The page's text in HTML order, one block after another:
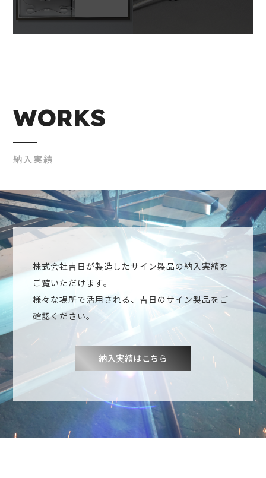
WORKS
納入実績
株式会社吉日が製造したサイン製品の納入実績を
ご覧いただけます。
様々な場所で活用される、吉日のサイン製品をご
確認ください。
納入実績はこちら